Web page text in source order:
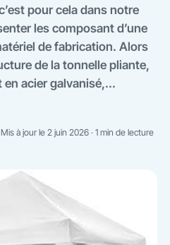
pour cela dans notre
les composant d’une
de fabrication. Alors
de la tonnelle pliante,
acier galvanisé,...
à jour le 2 juin 2026 · 1 min de lecture